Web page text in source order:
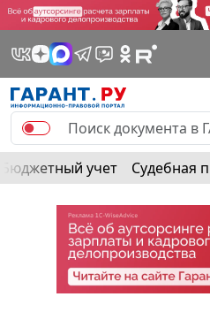
Бюджетный учет Судебная